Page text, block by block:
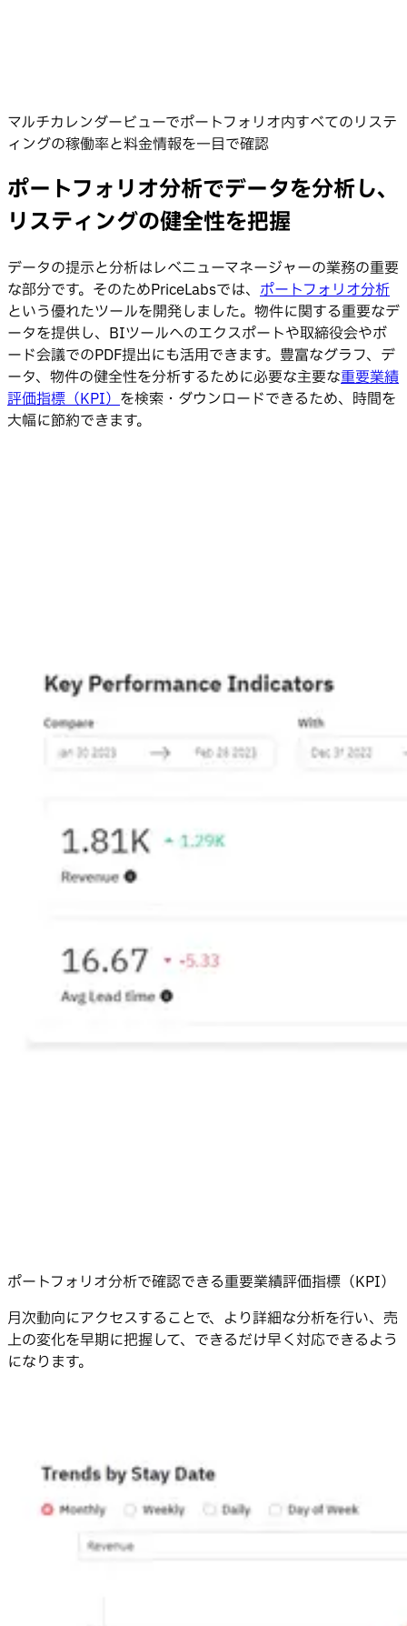
マルチカレンダービューでポートフォリオ内すべてのリステ
ィングの稼働率と料金情報を一目で確認
ポートフォリオ分析でデータを分析し、
リスティングの健全性を把握
データの提示と分析はレベニューマネージャーの業務の重要
な部分です。そのためPriceLabsでは、 ポートフォリオ分析
という優れたツールを開発しました。物件に関する重要なデ
ータを提供し、BIツールへのエクスポートや取締役会やボ
ード会議でのPDF提出にも活用できます。豊富なグラフ、デ
ータ、物件の健全性を分析するために必要な主要な重要業績
評価指標（KPI）を検索・ダウンロードできるため、時間を
大幅に節約できます。
ポートフォリオ分析で確認できる重要業績評価指標（KPI）
月次動向にアクセスすることで、より詳細な分析を行い、売
上の変化を早期に把握して、できるだけ早く対応できるよう
になります。